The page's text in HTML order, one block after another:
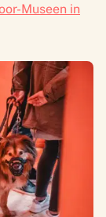
Museen in